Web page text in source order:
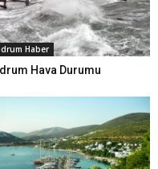
Haber
Hava Durumu